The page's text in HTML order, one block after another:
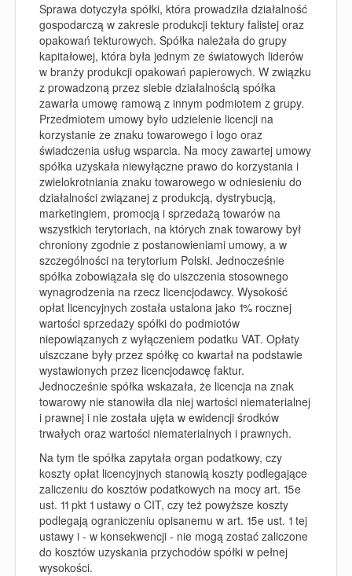
Sprawa dotyczyła spółki, która prowadziła działalność
gospodarczą w zakresie produkcji tektury falistej oraz
opakowań tekturowych. Spółka należała do grupy
kapitałowej, która była jednym ze światowych liderów
w branży produkcji opakowań papierowych. W związku
z prowadzoną przez siebie działalnością spółka
zawarła umowę ramową z innym podmiotem z grupy.
Przedmiotem umowy było udzielenie licencji na
korzystanie ze znaku towarowego i logo oraz
świadczenia usług wsparcia. Na mocy zawartej umowy
spółka uzyskała niewyłączne prawo do korzystania i
zwielokrotniania znaku towarowego w odniesieniu do
działalności związanej z produkcją, dystrybucją,
marketingiem, promocją i sprzedażą towarów na
wszystkich terytoriach, na których znak towarowy był
chroniony zgodnie z postanowieniami umowy, a w
szczególności na terytorium Polski. Jednocześnie
spółka zobowiązała się do uiszczenia stosownego
wynagrodzenia na rzecz licencjodawcy. Wysokość
opłat licencyjnych została ustalona jako 1% rocznej
wartości sprzedaży spółki do podmiotów
niepowiązanych z wyłączeniem podatku VAT. Opłaty
uiszczane były przez spółkę co kwartał na podstawie
wystawionych przez licencjodawcę faktur.
Jednocześnie spółka wskazała, że licencja na znak
towarowy nie stanowiła dla niej wartości niematerialnej
i prawnej i nie została ujęta w ewidencji środków
trwałych oraz wartości niematerialnych i prawnych.
Na tym tle spółka zapytała organ podatkowy, czy
koszty opłat licencyjnych stanowią koszty podlegające
zaliczeniu do kosztów podatkowych na mocy art. 15e
ust. 11 pkt 1 ustawy o CIT, czy też powyższe koszty
podlegają ograniczeniu opisanemu w art. 15e ust. 1 tej
ustawy i - w konsekwencji - nie mogą zostać zaliczone
do kosztów uzyskania przychodów spółki w pełnej
wysokości.